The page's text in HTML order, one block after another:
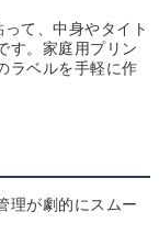
て、中身やタイト
す。家庭用プリン
ラベルを手軽に作
理が劇的にスムー